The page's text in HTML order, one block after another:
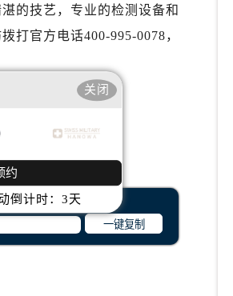
约）
）
预约）
约）
的技艺，专业的检测设备和
打官方电话400-995-0078，
一键复制
关闭
约
倒计时：3天